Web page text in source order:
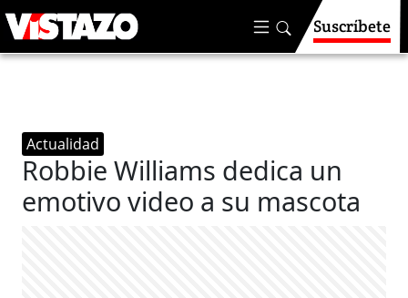
Suscríbete
Actualidad
Robbie Williams dedica un
emotivo video a su mascota